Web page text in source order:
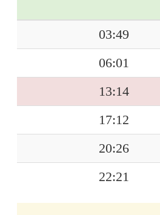
03:49
06:01
13:14
17:12
20:26
22:21